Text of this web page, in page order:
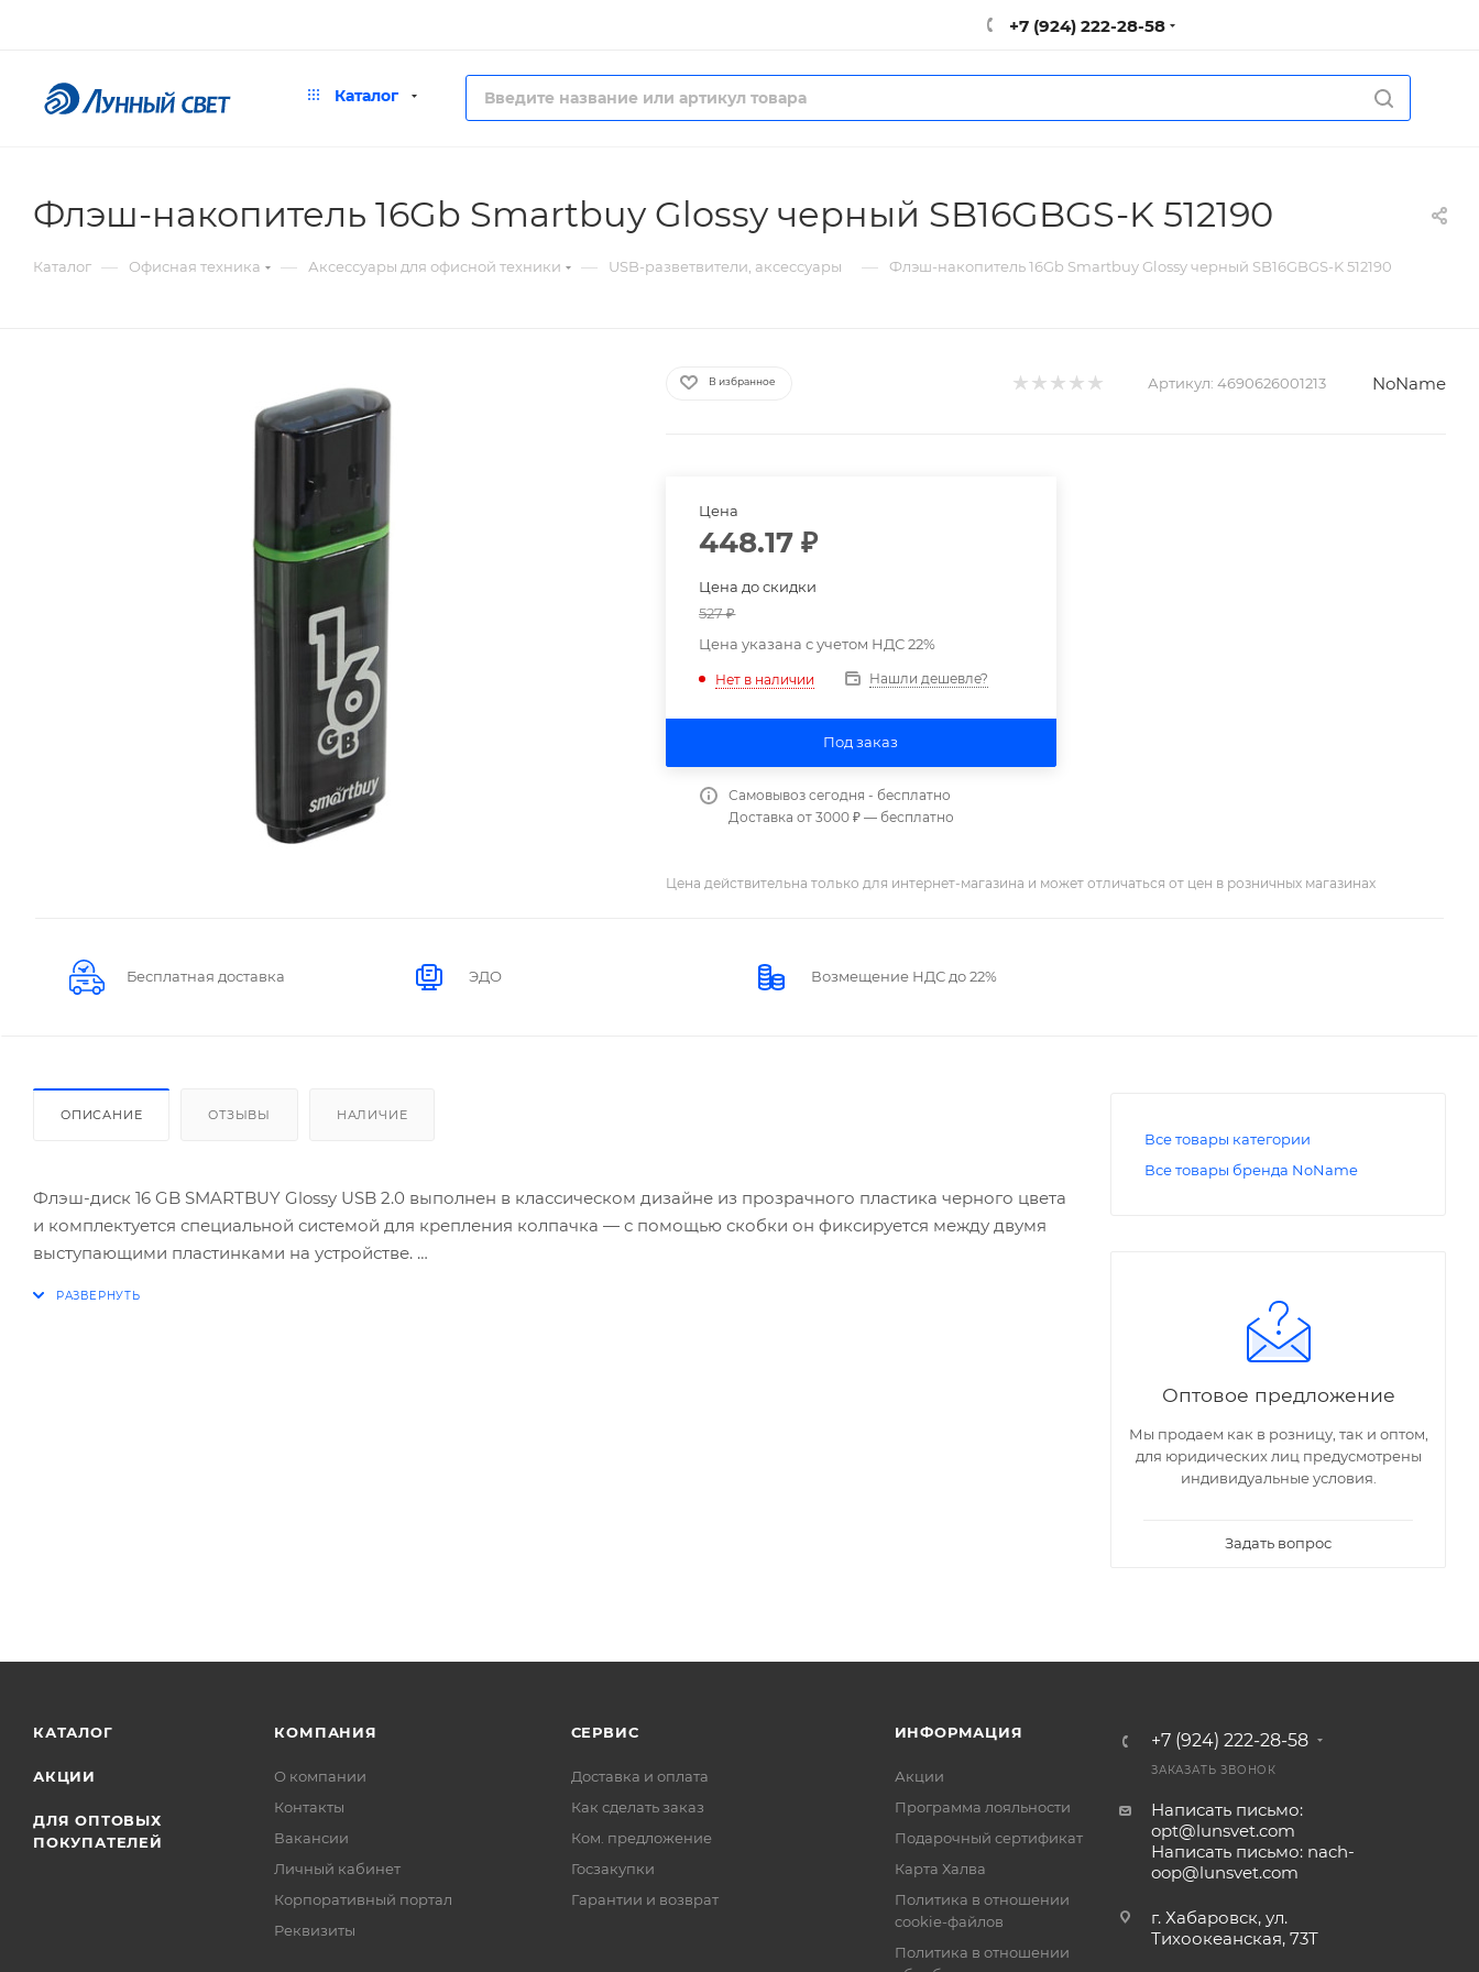
+7 (924) 222-28-58
Каталог
Флэш-накопитель 16Gb Smartbuy Glossy черный SB16GBGS-K 512190
Каталог — Офисная техника — Аксессуары для офисной техники — USB-разветвители, аксессуары — Флэш-накопитель 16Gb Smartbuy Glossy черный SB16GBGS-K 512190
В избранное Артикул: 4690626001213 NoName
Цена
448.17 ₽
Цена до скидки
527₽
Цена указана с учетом НДС 22%
Нет в наличии Нашли дешевле?
Под заказ
Самовывоз сегодня - бесплатно
Доставка от 3000 ₽ — бесплатно
Цена действительна только для интернет-магазина и может отличаться от цен в розничных магазинах
Бесплатная доставка ЭДО Возмещение НДС до 22%
ОПИСАНИЕ ОТЗЫВЫ НАЛИЧИЕ
Флэш-диск 16 GB SMARTBUY Glossy USB 2.0 выполнен в классическом дизайне из прозрачного пластика черного цвета
и комплектуется специальной системой для крепления колпачка — с помощью скобки он фиксируется между двумя
выступающими пластинками на устройстве.
Высота: 58 мм
Все товары категории
Все товары бренда NoName
Оптовое предложение
Мы продаем как в розницу, так и оптом,
для юридических лиц предусмотрены
индивидуальные условия.
Задать вопрос
КАТАЛОГ
АКЦИИ
ДЛЯ ОПТОВЫХ
ПОКУПАТЕЛЕЙ
КОМПАНИЯ
О компании
Контакты
Вакансии
Личный кабинет
Корпоративный портал
Реквизиты
СЕРВИС
Доставка и оплата
Как сделать заказ
Ком. предложение
Госзакупки
Гарантии и возврат
ИНФОРМАЦИЯ
Акции
Программа лояльности
Подарочный сертификат
Карта Халва
Политика в отношении
cookie-файлов
Политика в отношении
+7 (924) 222-28-58
ЗАКАЗАТЬ ЗВОНОК
Написать письмо:
opt@lunsvet.com
Написать письмо: nach-
oop@lunsvet.com
г. Хабаровск, ул.
Тихоокеанская, 73Т